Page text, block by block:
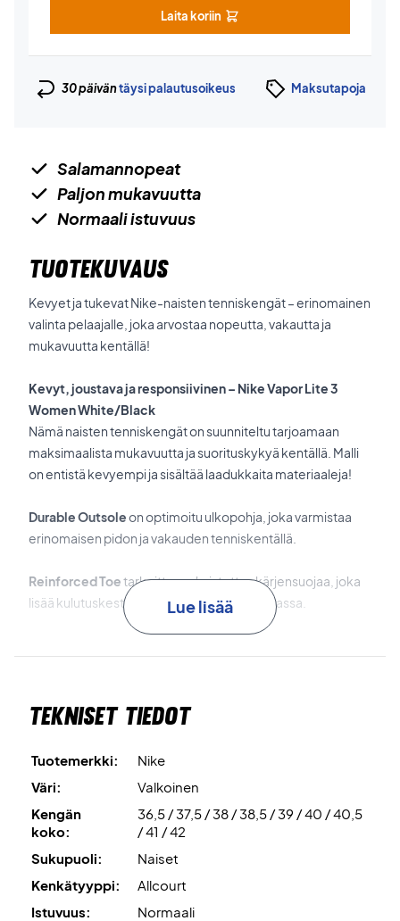
Laita koriin
30 päiväntäysi palautusoikeus Maksutapoja
Salamannopeat
Paljon mukavuutta
Normaali istuvuus
TUOTEKUVAUS
Kevyet ja tukevat Nike-naisten tenniskengät – erinomainen
valinta pelaajalle, joka arvostaa nopeutta, vakautta ja
mukavuutta kentällä!
Kevyt, joustava ja responsiivinen – Nike Vapor Lite 3
Women White/Black
Nämä naisten tenniskengät on suunniteltu tarjoamaan
maksimaalista mukavuutta ja suorituskykyä kentällä. Malli
on entistä kevyempi ja sisältää laadukkaita materiaaleja!
Durable Outsoleon optimoitu ulkopohja, joka varmistaa
erinomaisen pidon ja vakauden tenniskentällä.
Reinforced Toetarkoittaa vahvistettua kärjensuojaa, joka
lisää kulutuskestävyyttä kengän alttiissa osassa.
tuo täydellisen yhdistelmän suorituskykyä ja mukavuutta.
Erinomainen valinta tenniskentälle – tilaa nämä Nike-
naisten tenniskengät nyt!
Väri: Valkoinen ja musta.
Kenkä on suunniteltu koville alustoille ja sopii kaikkiin
Lue lisää
Tekniset tiedot
Tuotemerkki:
Nike
Väri:
Valkoinen
Kengän
koko:
36,5 / 37,5 / 38 / 38,5 / 39 / 40 / 40,5
/ 41 / 42
Sukupuoli:
Naiset
Kenkätyyppi:
Allcourt
Istuvuus:
Normaali